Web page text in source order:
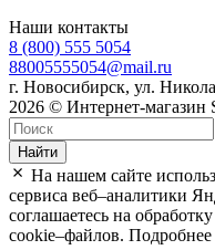
Наши контакты
8 (800) 555 5054
88005555054@mail.ru
г. Новосибирск, ул.
2026 © Интернет-магазин
Найти
На нашем сайте
сервиса веб–аналитики
соглашаетесь на
cookie–файлов.